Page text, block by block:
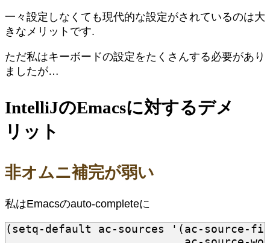
一々設定しなくても現代的な設定がされているのは大
きなメリットです.
ただ私はキーボードの設定をたくさんする必要があり
ましたが…
IntelliJのEmacsに対するデメ
リット
非オムニ補完が弱い
私はEmacsのauto-completeに
(setq-default ac-sources ' (ac-source-